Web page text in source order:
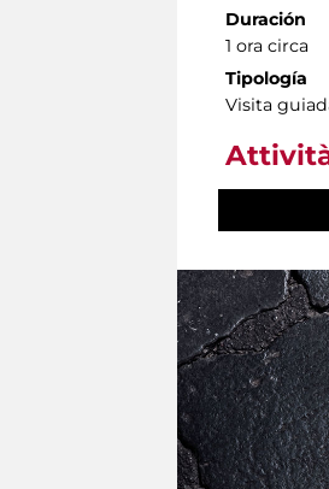
Duración
1 ora circa
Tipología
Visita